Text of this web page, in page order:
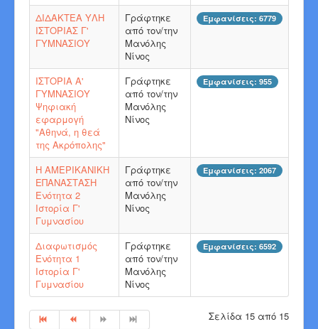
ΔΙΔΑΚΤΕΑ ΥΛΗ
ΙΣΤΟΡΙΑΣ Γ'
ΓΥΜΝΑΣΙΟΥ
Γράφτηκε
από τον/την
Μανόλης
Νίνος
Εμφανίσεις: 6779
ΙΣΤΟΡΙΑ Α'
ΓΥΜΝΑΣΙΟΥ
Ψηφιακή
εφαρμογή
"Αθηνά, η θεά
της Ακρόπολης"
Γράφτηκε
από τον/την
Μανόλης
Νίνος
Εμφανίσεις: 955
Η ΑΜΕΡΙΚΑΝΙΚΗ
ΕΠΑΝΑΣΤΑΣΗ
Ενότητα 2
Ιστορία Γ'
Γυμνασίου
Γράφτηκε
από τον/την
Μανόλης
Νίνος
Εμφανίσεις: 2067
Διαφωτισμός
Ενότητα 1
Ιστορία Γ'
Γυμνασίου
Γράφτηκε
από τον/την
Μανόλης
Νίνος
Εμφανίσεις: 6592
Σελίδα 15 από 15